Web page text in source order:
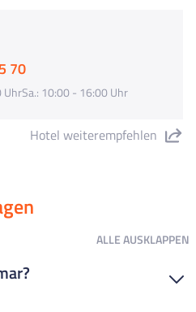
70
10:00 - 16:00 Uhr
Hotel weiterempfehlen
ALLEAUSKLAPPEN